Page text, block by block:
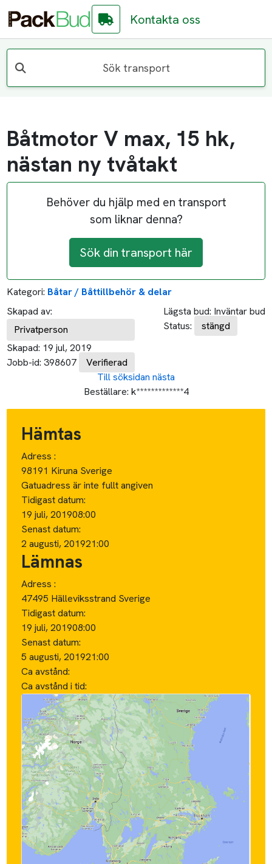
Kontakta oss
Sök transport
Båtmotor V max, 15 hk,
nästan ny tvåtakt
Behöver du hjälp med en transport
som liknar denna?
Sök din transport här
Kategori: Båtar / Båttillbehör & delar
Skapad av:
Privatperson
Skapad: 19 jul, 2019
Jobb-id: 398607 Verifierad
Lägsta bud: Inväntar bud
Status:
stängd
Till söksidan nästa
Beställare: k*************4
Hämtas
Adress :
98191 Kiruna Sverige
Gatuadress är inte fullt angiven
Tidigast datum:
19 juli, 201908:00
Senast datum:
2 augusti, 201921:00
Lämnas
Adress :
47495 Hälleviksstrand Sverige
Tidigast datum:
19 juli, 201908:00
Senast datum:
5 augusti, 201921:00
Ca avstånd:
Ca avstånd i tid: